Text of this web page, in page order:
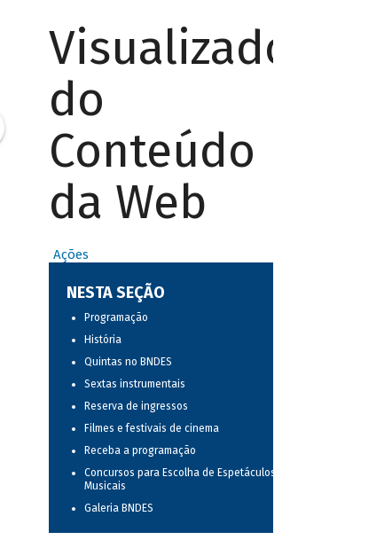
Visualizador
do
Conteúdo
da Web
Ações
NESTA SEÇÃO
Programação
História
Quintas no BNDES
Sextas instrumentais
Reserva de ingressos
Filmes e festivais de cinema
Receba a programação
Concursos para Escolha de Espetáculos
Musicais
Galeria BNDES